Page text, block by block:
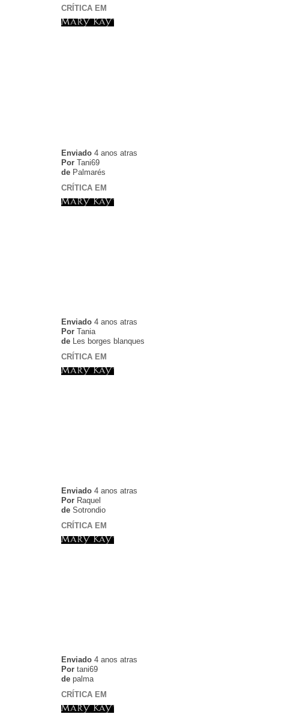
CRÍTICA EM
Enviado4 anos atras
Por Tani69
de Palmarés
CRÍTICA EM
Enviado4 anos atras
Por Tania
de
Les borges blanques
CRÍTICA EM
Enviado4 anos atras
Por Raquel
de Sotrondio
CRÍTICA EM
Enviado4 anos atras
Por tani69
de palma
CRÍTICA EM